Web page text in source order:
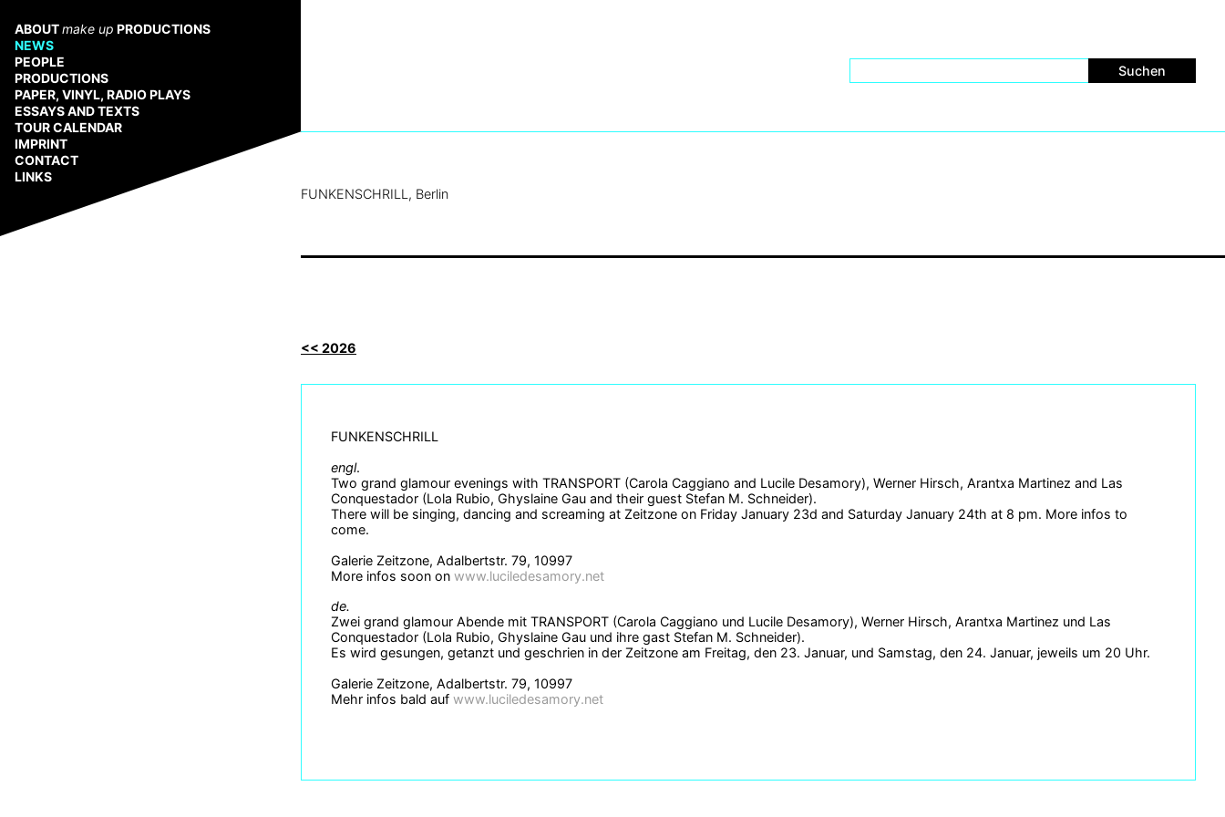
Inhalt
springen
ABOUTmake up PRODUCTIONS
NEWS
PEOPLE
PRODUCTIONS
PAPER, VINYL, RADIO PLAYS
ESSAYS AND TEXTS
TOUR CALENDAR
IMPRINT
CONTACT
LINKS
FUNKENSCHRILL, Berlin
<< 2026
FUNKENSCHRILL
engl.
Two grand glamour evenings with TRANSPORT (Carola Caggiano and Lucile Desamory), Werner Hirsch, Arantxa Martinez and Las
Conquestador (Lola Rubio, Ghyslaine Gau and their guest Stefan M. Schneider).
There will be singing, dancing and screaming at Zeitzone on Friday January 23d and Saturday January 24th at 8 pm. More infos to
come.
Galerie Zeitzone, Adalbertstr. 79, 10997
More infos soon on www.luciledesamory.net
de.
Zwei grand glamour Abende mit TRANSPORT (Carola Caggiano und Lucile Desamory), Werner Hirsch, Arantxa Martinez und Las
Conquestador (Lola Rubio, Ghyslaine Gau und ihre gast Stefan M. Schneider).
Es wird gesungen, getanzt und geschrien in der Zeitzone am Freitag, den 23. Januar, und Samstag, den 24. Januar, jeweils um 20 Uhr.
Galerie Zeitzone, Adalbertstr. 79, 10997
Mehr infos bald auf www.luciledesamory.net